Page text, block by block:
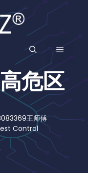
菜
单
危区
王师傅
Control